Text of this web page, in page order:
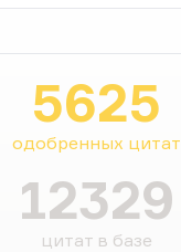
5625
одобренных цитат
12329
цитат в базе